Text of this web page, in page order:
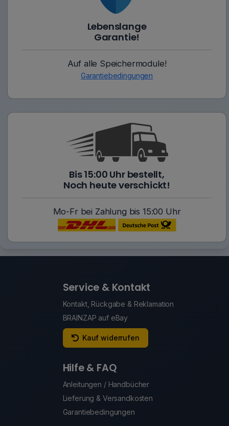
Lebenslange
Garantie!
Auf alle Speichermodule!
Garantiebedingungen
Bis 15:00 Uhr bestellt,
Noch heute verschickt!
Mo-Fr bei Zahlung bis 15:00 Uhr
Service & Kontakt
Kontakt, Rückgabe & Reklamation
BRAINZAP auf eBay
Kauf widerrufen
Hilfe & FAQ
Anleitungen / Handbücher
Lieferung & Versandkosten
Garantiebedingungen